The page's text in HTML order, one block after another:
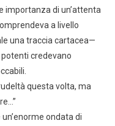
di un’attenta
a livello
una traccia cartacea—
credevano
questa volta, ma
ondata di